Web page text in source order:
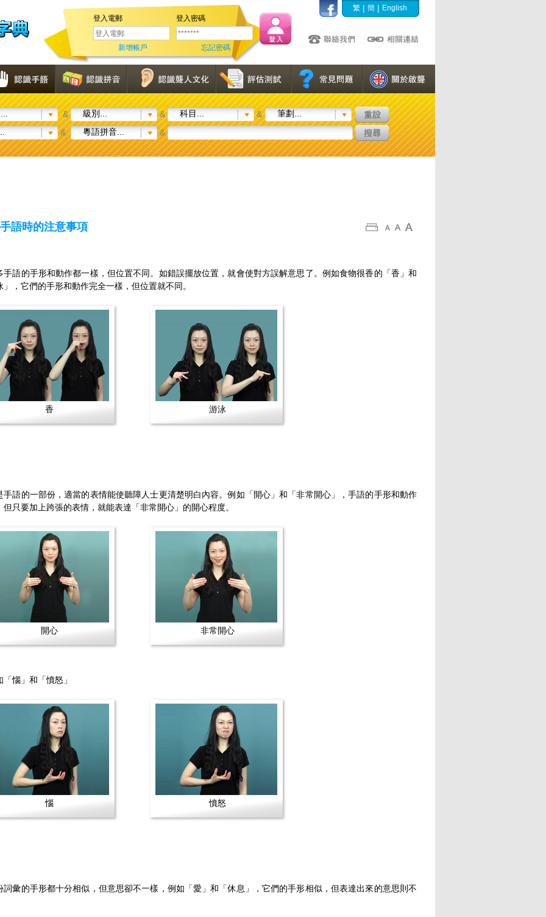
登入電郵 登入密碼
新增帳戶 忘記密碼
繁 | 簡 | English
& 級別... & 科目... &
筆劃...
& 粵語拼音... &
語時的注意事項
手語的手形和動作都一樣，但位置不同。如錯誤擺放位置，就會使對方誤解意思了。例如食物很香的「香」和
」，它們的手形和動作完全一樣，但位置就不同。
香 游泳
手語的一部份，適當的表情能使聽障人士更清楚明白內容。例如「開心」和「非常開心」，手語的手形和動作
但只要加上跨張的表情，就能表達「非常開心」的開心程度。
開心 非常開心
「惱」和「憤怒」
惱 憤怒
詞彙的手形都十分相似，但意思卻不一樣，例如「愛」和「休息」，它們的手形相似，但表達出來的意思則不